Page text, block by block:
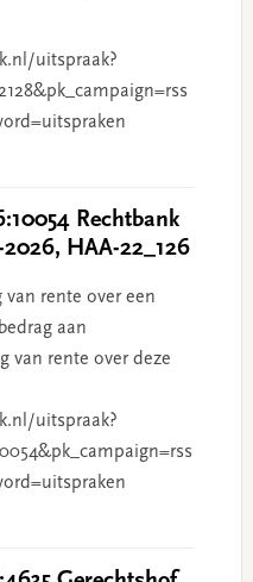
uitspraak?
Rechtbank
HAA-22_126
van rente over een
aan
van rente over deze
uitspraak?